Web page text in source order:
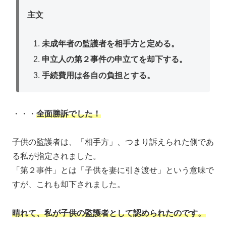
主文
未成年者の監護者を相手方と定める。
申立人の第２事件の申立てを却下する。
手続費用は各自の負担とする。
・・・ 全面勝訴でした！
子供の監護者は、「相手方」、つまり訴えられた側であ
る私が指定されました。
「第２事件」とは「子供を妻に引き渡せ」という意味で
すが、これも却下されました。
晴れて、私が子供の監護者として認められたのです。